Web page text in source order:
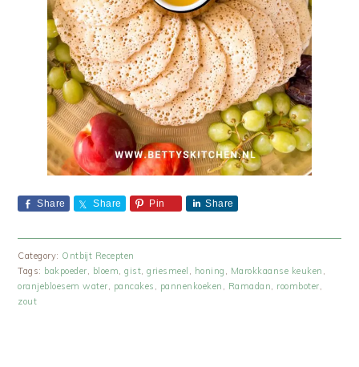
Share Share Pin Share
Category: Ontbijt Recepten
Tags: bakpoeder, bloem,gist,griesmeel , honing , Marokkaanse keuken ,
oranjebloesem water, pancakes , pannenkoeken , Ramadan, roomboter,
zout